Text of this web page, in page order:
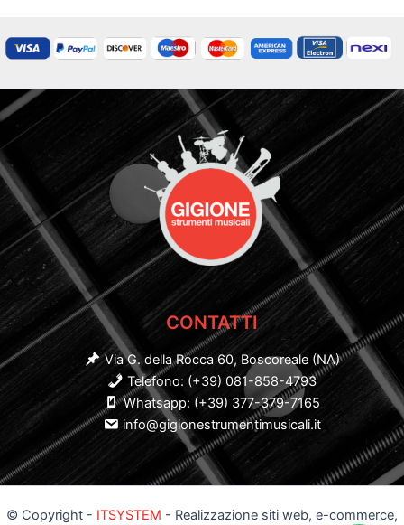
CONTATTI
Via G. della Rocca 60, Boscoreale (NA)
Telefono: (+39) 081-858-4793
Whatsapp: (+39) 377-379-7165
info@gigionestrumentimusicali.it
© Copyright - ITSYSTEM - Realizzazione siti web, e-commerce,